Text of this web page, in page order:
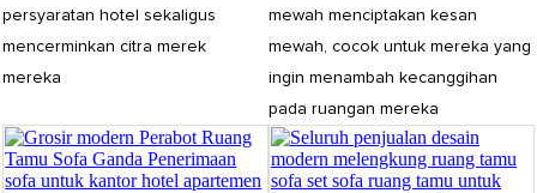
persyaratan hotel sekaligus
mencerminkan citra merek
mereka
mewah menciptakan kesan
mewah, cocok untuk mereka yang
ingin menambah kecanggihan
pada ruangan mereka